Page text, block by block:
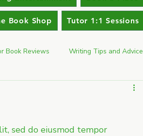
Book Shop Tutor 1:1 Sessions
Book Reviews Writing Tips and Advice
sed do eiusmod tempor